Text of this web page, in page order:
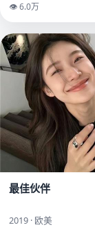
👁 6.0万
最佳伙伴
2019 · 欧美